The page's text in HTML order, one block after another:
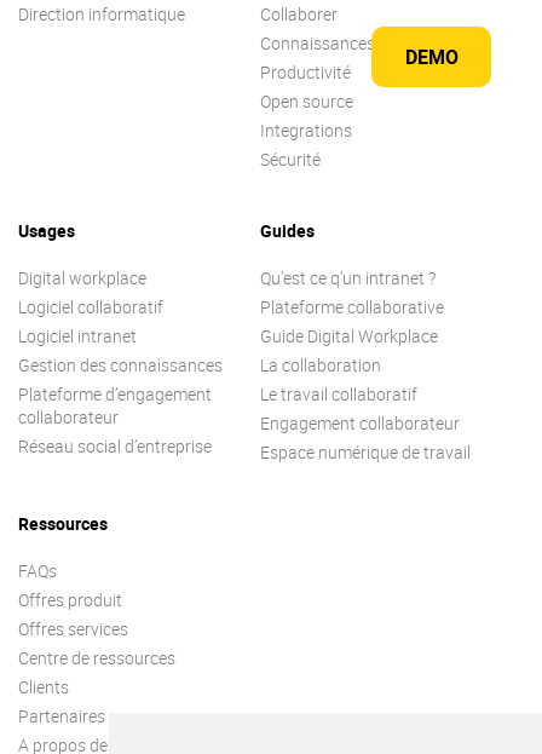
DEMO
Direction informatique
Collaborer
Connaissances
Productivité
Open source
Integrations
Sécurité
Usages
Digital workplace
Logiciel collaboratif
Logiciel intranet
Gestion des connaissances
Plateforme d’engagement
collaborateur
Réseau social d’entreprise
Guides
Qu’est ce q’un intranet ?
Plateforme collaborative
Guide Digital Workplace
La collaboration
Le travail collaboratif
Engagement collaborateur
Espace numérique de travail
Ressources
FAQs
Offres produit
Offres services
Centre de ressources
Clients
Partenaires
A propos de nous